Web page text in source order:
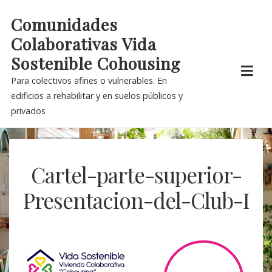
content
Comunidades
Colaborativas Vida
Sostenible Cohousing
Para colectivos afines o vulnerables. En
edificios a rehabilitar y en suelos públicos y
privados
Cartel-parte-superior-
Presentacion-del-Club-I